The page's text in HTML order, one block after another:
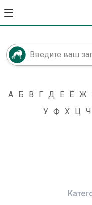
А Б В Г Д Е Ё Ж
У Ф Х Ц Ч